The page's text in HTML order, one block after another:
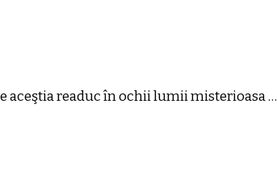
aceştia readuc în ochii lumii misterioasa …